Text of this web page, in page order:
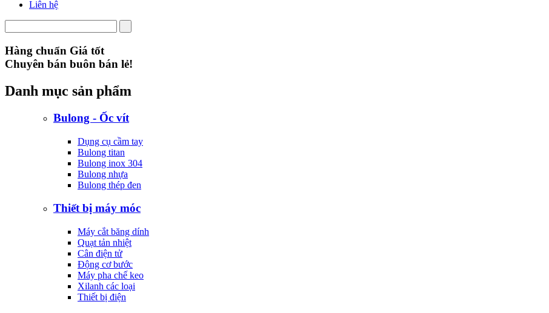
Liên hệ
Hàng chuẩn Giá tốt
Chuyên bán buôn bán lẻ!
Danh mục sản phẩm
Bulong - Ốc vít
Dụng cụ cầm tay
Bulong titan
Bulong inox 304
Bulong nhựa
Bulong thép đen
Thiết bị máy móc
Máy cắt băng dính
Quạt tản nhiệt
Cân điện tử
Động cơ bước
Máy pha chế keo
Xilanh các loại
Thiết bị điện